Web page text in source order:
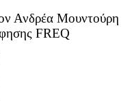
Ανδρέα Μουντούρη
FREQ